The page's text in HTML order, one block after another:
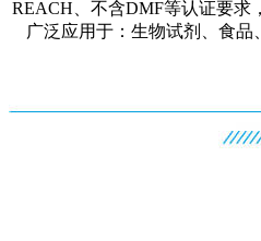
REACH、不含DMF等认证要求
广泛应用于：生物试剂、食品